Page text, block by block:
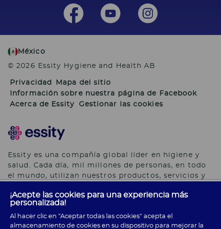
México
© 2026 Essity Hygiene and Health AB
Privacidad
Mapa del sitio
Información sobre nuestra página de Facebook
Acerca de Essity
Gestionar las cookies
Essity es una compañía global líder en higiene y
salud. Cada día, mil millones de personas, en todo
el mundo, utilizan nuestros productos, servicios y
por el bienestar en beneficio de consumidores,
pacientes, cuidadores, clientes y la sociedad en
general. Vendemos en aproximadamente 150 países
¡Acepte las cookies para una experiencia más
personalizada!
Al hacer clic en "Aceptar todas las cookies" acepta el
almacenamiento de cookies en su dispositivo para mejorar la